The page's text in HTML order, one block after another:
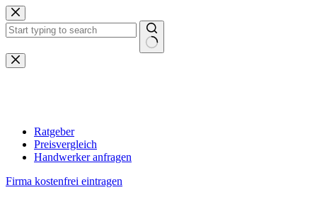
Zum
Inhalt
springen
Keine
Ergebnisse
Ratgeber
Preisvergleich
Handwerker anfragen
Firma kostenfrei eintragen